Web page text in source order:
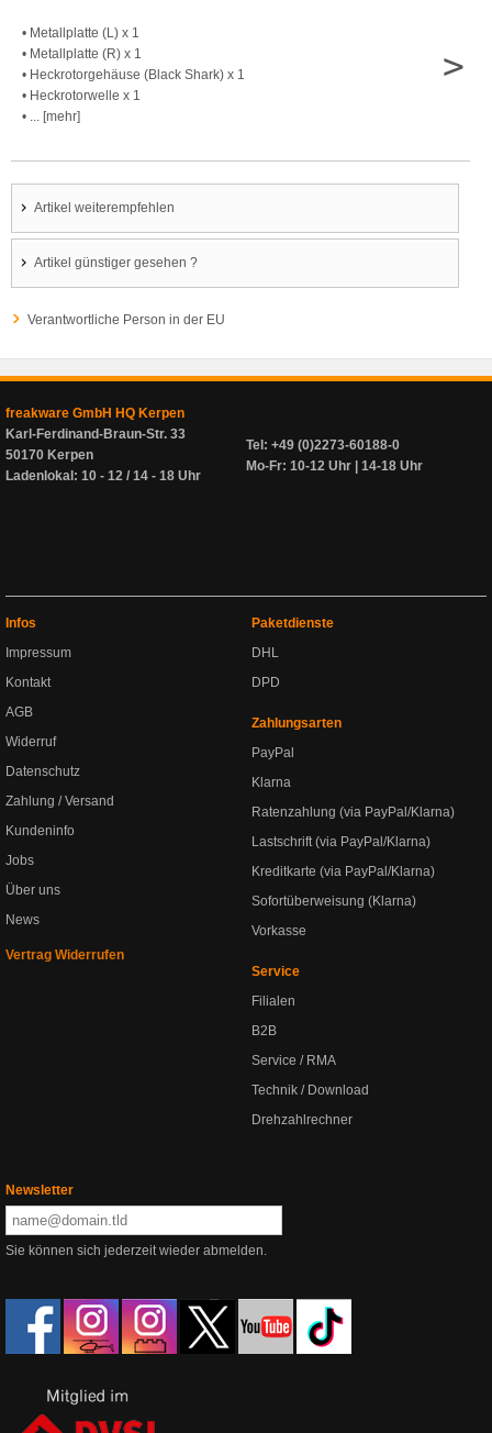
• Metallplatte (L) x 1
• Metallplatte (R) x 1
• Heckrotorgehäuse (Black Shark) x 1
• Heckrotorwelle x 1
• ... [mehr]
>
Artikel weiterempfehlen
Artikel günstiger gesehen ?
Verantwortliche Person in der EU
freakware GmbH HQ Kerpen
Karl-Ferdinand-Braun-Str. 33
50170 Kerpen
Ladenlokal: 10 - 12 / 14 - 18 Uhr
Tel: +49 (0)2273-60188-0
Mo-Fr: 10-12 Uhr | 14-18 Uhr
Infos
Impressum
Kontakt
AGB
Widerruf
Datenschutz
Zahlung / Versand
Kundeninfo
Jobs
Über uns
News
Vertrag Widerrufen
Paketdienste
DHL
DPD
Zahlungsarten
PayPal
Klarna
Ratenzahlung (via PayPal/Klarna)
Lastschrift (via PayPal/Klarna)
Kreditkarte (via PayPal/Klarna)
Sofortüberweisung (Klarna)
Vorkasse
Service
Filialen
B2B
Service / RMA
Technik / Download
Drehzahlrechner
Newsletter
Sie können sich jederzeit wieder abmelden.